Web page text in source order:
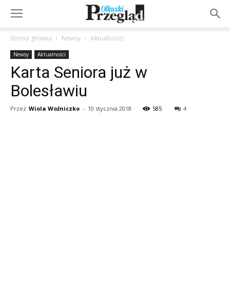
Strona główna Newsy Aktualności
Newsy Aktualności
Karta Seniora już w
Bolesławiu
Przez Wiola Woźniczko - 10 stycznia 2018 585 4